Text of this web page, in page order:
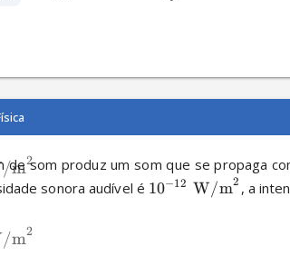
de som produz um som que se propaga
sonora audível é 10−12 W/m2 , a
m2
m2